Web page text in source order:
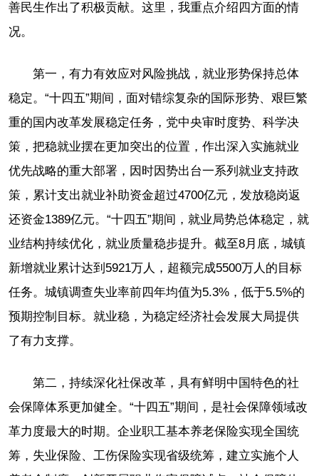
善民生作出了积极贡献。这里，我重点介绍四方面的情
况。
第一，有力有效应对风险挑战，就业形势保持总体
稳定。“十四五”期间，面对错综复杂的国际形势、艰巨繁
重的国内改革发展稳定任务，党中央审时度势、科学决
策，把稳就业摆在更加突出的位置，作出深入实施就业
优先战略的重大部署，因时因势出台一系列就业支持政
策，累计支出就业补助资金超过4700亿元，发放稳岗返
还资金1389亿元。“十四五”期间，就业局势总体稳定，就
业结构持续优化，就业质量稳步提升。截至8月底，城镇
新增就业累计达到5921万人，超额完成5500万人的目标
任务。城镇调查失业率前四年均值为5.3%，低于5.5%的
预期控制目标。就业稳，为稳定经济社会发展大局提供
了有力支撑。
第二，持续深化社保改革，具有鲜明中国特色的社
会保障体系更加健全。“十四五”期间，是社会保障领域改
革力度最大的时期。企业职工基本养老保险实现全国统
筹，失业保险、工伤保险实现省级统筹，建立实施个人